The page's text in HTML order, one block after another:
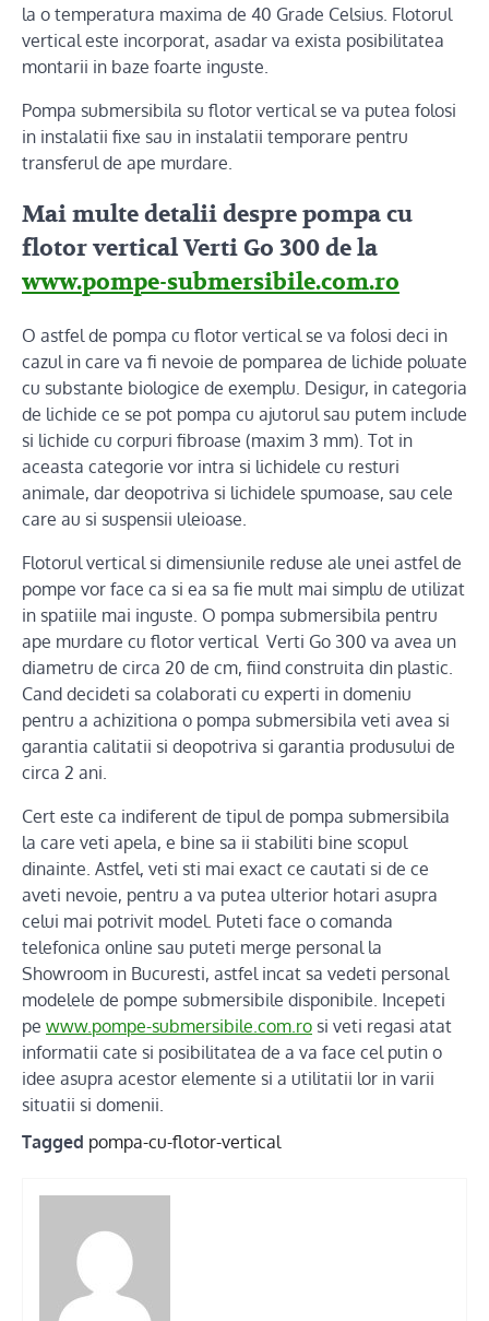
la o temperatura maxima de 40 Grade Celsius. Flotorul
vertical este incorporat, asadar va exista posibilitatea
montarii in baze foarte inguste.
Pompa submersibila su flotor vertical se va putea folosi
in instalatii fixe sau in instalatii temporare pentru
transferul de ape murdare.
Mai multe detalii despre pompa cu
flotor vertical Verti Go 300 de la
www.pompe-submersibile.com.ro
O astfel de pompa cu flotor vertical se va folosi deci in
cazul in care va fi nevoie de pomparea de lichide poluate
cu substante biologice de exemplu. Desigur, in categoria
de lichide ce se pot pompa cu ajutorul sau putem include
si lichide cu corpuri fibroase (maxim 3 mm). Tot in
aceasta categorie vor intra si lichidele cu resturi
animale, dar deopotriva si lichidele spumoase, sau cele
care au si suspensii uleioase.
Flotorul vertical si dimensiunile reduse ale unei astfel de
pompe vor face ca si ea sa fie mult mai simplu de utilizat
in spatiile mai inguste. O pompa submersibila pentru
ape murdare cu flotor vertical Verti Go 300 va avea un
diametru de circa 20 de cm, fiind construita din plastic.
Cand decideti sa colaborati cu experti in domeniu
pentru a achizitiona o pompa submersibila veti avea si
garantia calitatii si deopotriva si garantia produsului de
circa 2 ani.
Cert este ca indiferent de tipul de pompa submersibila
la care veti apela, e bine sa ii stabiliti bine scopul
dinainte. Astfel, veti sti mai exact ce cautati si de ce
aveti nevoie, pentru a va putea ulterior hotari asupra
celui mai potrivit model. Puteti face o comanda
telefonica online sau puteti merge personal la
Showroom in Bucuresti, astfel incat sa vedeti personal
modelele de pompe submersibile disponibile. Incepeti
pe www.pompe-submersibile.com.ro si veti regasi atat
informatii cate si posibilitatea de a va face cel putin o
idee asupra acestor elemente si a utilitatii lor in varii
situatii si domenii.
Tagged pompa-cu-flotor-vertical